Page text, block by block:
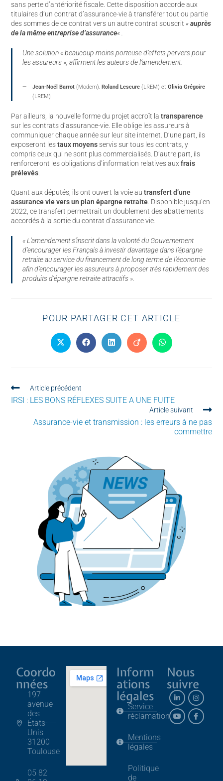
sans perte d’antériorité fiscale. Cette disposition accorde aux
titulaires d’un contrat d’assurance-vie à transférer tout ou partie
des sommes de ce contrat vers un autre contrat souscrit«auprès
de la même entreprise d’assurance« .
Une solution« beaucoup moins porteuse d’effets pervers pour
les assureurs » , affirment les auteurs de l’amendement.
Jean-Noël Barrot (Modem),Roland Lescure (LREM) etOlivia Grégoire
(LREM)
Par ailleurs, la nouvelle forme du projet accroît la transparence
sur les contrats d’assurance-vie. Elle oblige les assureurs à
communiquer chaque année sur leur site internet. D’une part, ils
exposeront lestaux moyensservis sur tous les contrats, y
compris ceux qui ne sont plus commercialisés. D’autre part, ils
renforceront les obligations d’information relatives auxfrais
prélevés
Quant aux députés, ils ont ouvert la voie autransfert d’une
assurance vie vers un plan épargne retraite . Disponible jusqu’en
2022, ce transfert permettrait un doublement des abattements
accordés à la sortie du contrat d’assurance vie
« L’amendement s’inscrit dans la volonté du Gouvernement
d’encourager les Français à investir davantage dans l’épargne
retraite au service du financement de long terme de l’économie
afin d’encourager les assureurs à proposer très rapidement des
produits d’épargne retraite attractifs »
POUR PARTAGER CET ARTICLE
Article précédent
IRSI : LES BONS RÉFLEXES SUITE A UNE FUITE
Article suivant
Assurance-vie et transmission : les erreurs à ne pas
commettre
Coordo
nnées
197
avenue
des
États-
Unis
31200
Toulouse
05 82
Inform
ations
légales
Service
réclamation
Mentions
légales
Politique
de
Nous
suivre